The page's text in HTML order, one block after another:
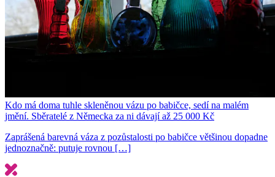
Kdo má doma tuhle skleněnou vázu po babičce, sedí na malém
jmění. Sběratelé z Německa za ni dávají až 25 000 Kč
Zaprášená barevná váza z pozůstalosti po babičce většinou dopadne
jednoznačně: putuje rovnou […]